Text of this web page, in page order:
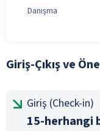
Danışma
Giriş-Çıkış ve
Giriş (Check-in)
15-herhangi